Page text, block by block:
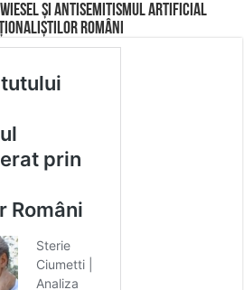
și Antisemitismul Artificial
Români